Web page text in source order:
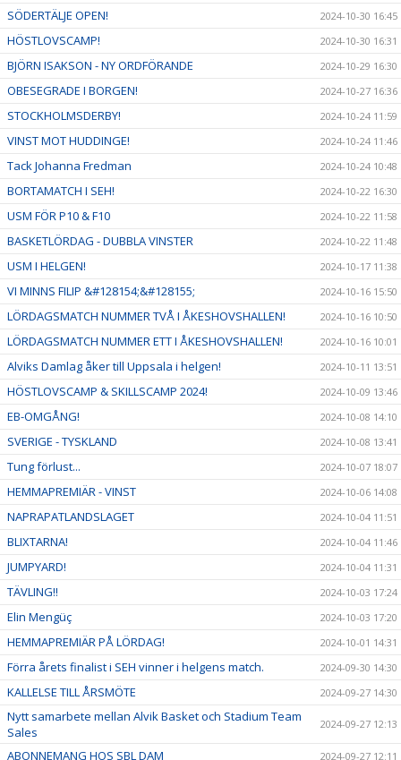
SÖDERTÄLJE OPEN! 2024-10-30 16:45
HÖSTLOVSCAMP! 2024-10-30 16:31
BJÖRN ISAKSON - NY ORDFÖRANDE 2024-10-29 16:30
OBESEGRADE I BORGEN! 2024-10-27 16:36
STOCKHOLMSDERBY! 2024-10-24 11:59
VINST MOT HUDDINGE! 2024-10-24 11:46
Tack Johanna Fredman 2024-10-24 10:48
BORTAMATCH I SEH! 2024-10-22 16:30
USM FÖR P10 & F10 2024-10-22 11:58
BASKETLÖRDAG - DUBBLA VINSTER 2024-10-22 11:48
USM I HELGEN! 2024-10-17 11:38
VI MINNS FILIP &#128154;&#128155; 2024-10-16 15:50
LÖRDAGSMATCH NUMMER TVÅ I ÅKESHOVSHALLEN! 2024-10-16 10:50
LÖRDAGSMATCH NUMMER ETT I ÅKESHOVSHALLEN! 2024-10-16 10:01
Alviks Damlag åker till Uppsala i helgen! 2024-10-11 13:51
HÖSTLOVSCAMP & SKILLSCAMP 2024! 2024-10-09 13:46
EB-OMGÅNG! 2024-10-08 14:10
SVERIGE - TYSKLAND 2024-10-08 13:41
Tung förlust... 2024-10-07 18:07
HEMMAPREMIÄR - VINST 2024-10-06 14:08
NAPRAPATLANDSLAGET 2024-10-04 11:51
BLIXTARNA! 2024-10-04 11:46
JUMPYARD! 2024-10-04 11:31
TÄVLING!! 2024-10-03 17:24
Elin Mengüç 2024-10-03 17:20
HEMMAPREMIÄR PÅ LÖRDAG! 2024-10-01 14:31
Förra årets finalist i SEH vinner i helgens match. 2024-09-30 14:30
KALLELSE TILL ÅRSMÖTE 2024-09-27 14:30
Nytt samarbete mellan Alvik Basket och Stadium Team
Sales
2024-09-27 12:13
ABONNEMANG HOS SBL DAM 2024-09-27 12:11